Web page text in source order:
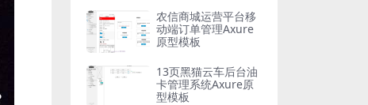
农信商城运营平台移
动端订单管理Axure
原型模板
13页黑猫云车后台油
卡管理系统Axure原
型模板